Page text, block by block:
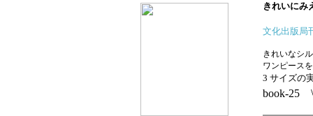
きれいにみ
文化出版局
きれいなシ
ワンピース
3 サイズの
book-25